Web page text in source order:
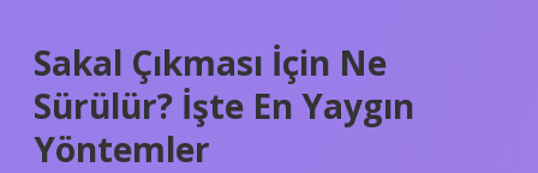
Sakal Çıkması İçin Ne
Sürülür? İşte En Yaygın
Yöntemler